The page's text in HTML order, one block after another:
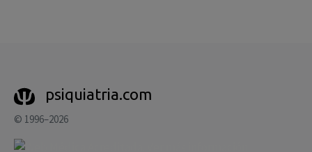
psiquiatria.com
© 1996–2026